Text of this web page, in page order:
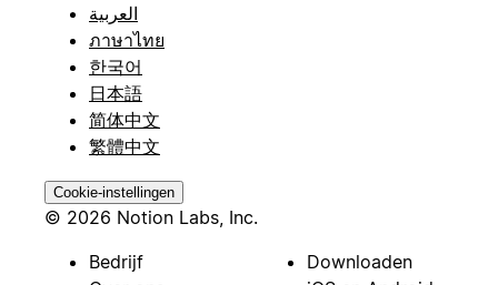
العربية
ภาษาไทย
한국어
日本語
简体中文
繁體中文
Cookie-instellingen
© 2026 Notion Labs, Inc.
Bedrijf
Downloaden